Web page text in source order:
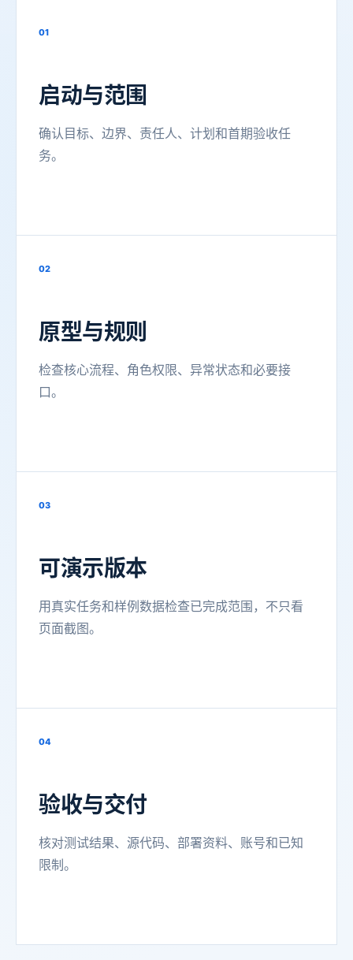
01
启动与范围
确认目标、边界、责任人、计划和首期验收任
务。
02
原型与规则
检查核心流程、角色权限、异常状态和必要接
口。
03
可演示版本
用真实任务和样例数据检查已完成范围，不只看
页面截图。
04
验收与交付
核对测试结果、源代码、部署资料、账号和已知
限制。